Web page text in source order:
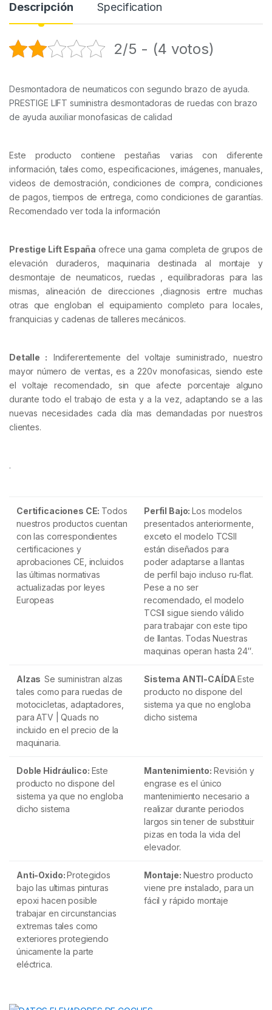
Descripción Specification
2/5 - (4 votos)
Desmontadora de neumaticos con segundo brazo de ayuda.
PRESTIGE LIFT suministra desmontadoras de ruedas con brazo
de ayuda auxiliar monofasicas de calidad
Este producto contiene pestañas varias con diferente
información, tales como, especificaciones, imágenes, manuales,
videos de demostración, condiciones de compra, condiciones
de pagos, tiempos de entrega, como condiciones de garantías.
Recomendado ver toda la información
Prestige Lift España ofrece una gama completa de grupos de
elevación duraderos, maquinaria destinada al montaje y
desmontaje de neumaticos, ruedas , equilibradoras para las
mismas, alineación de direcciones ,diagnosis entre muchas
otras que engloban el equipamiento completo para locales,
franquicias y cadenas de talleres mecánicos.
Detalle : Indiferentemente del voltaje suministrado, nuestro
mayor número de ventas, es a 220v monofasicas, siendo este
el voltaje recomendado, sin que afecte porcentaje alguno
durante todo el trabajo de esta y a la vez , adaptando se a las
nuevas necesidades cada día mas demandadas por nuestros
clientes.
.
Certificaciones CE: Todos
nuestros productos cuentan
con las correspondientes
certificaciones y
aprobaciones CE, incluidos
las últimas normativas
actualizadas por leyes
Europeas
Perfil Bajo: Los modelos
presentados anteriormente,
exceto el modelo TCSII
están diseñados para
poder adaptarse a llantas
de perfil bajo incluso ru-flat.
Pese a no ser
recomendado, el modelo
TCSII sigue siendo válido
para trabajar con este tipo
de llantas. Todas Nuestras
maquinas operan hasta 24″.
Alzas Se suministran alzas
tales como para ruedas de
motocicletas, adaptadores,
para ATV | Quads no
incluido en el precio de la
maquinaria.
Sistema ANTI-CAÍDAEste
producto no dispone del
sistema ya que no engloba
dicho sistema
Doble Hidráulico: Este
producto no dispone del
sistema ya que no engloba
dicho sistema
Mantenimiento: Revisión y
engrase es el único
mantenimiento necesario a
realizar durante periodos
largos sin tener de substituir
pizas en toda la vida del
elevador.
Anti-Oxido:Protegidos
bajo las ultimas pinturas
epoxi hacen posible
trabajar en circunstancias
extremas tales como
exteriores protegiendo
únicamente la parte
eléctrica.
Montaje: Nuestro producto
viene pre instalado, para un
fácil y rápido montaje